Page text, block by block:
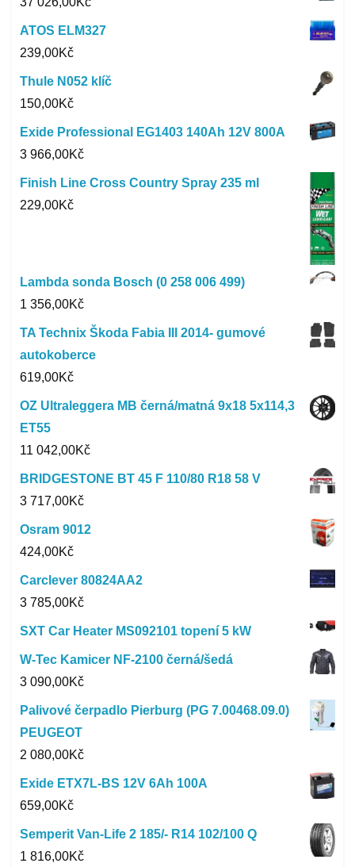
ATOS ELM327
239,00Kč
Thule N052 klíč
150,00Kč
Exide Professional EG1403 140Ah 12V 800A
3 966,00Kč
Finish Line Cross Country Spray 235 ml
229,00Kč
Lambda sonda Bosch (0 258 006 499)
1 356,00Kč
TA Technix Škoda Fabia III 2014- gumové
autokoberce
619,00Kč
OZ Ultraleggera MB černá/matná 9x18 5x114,3
ET55
11 042,00Kč
BRIDGESTONE BT 45 F 110/80 R18 58 V
3 717,00Kč
Osram 9012
424,00Kč
Carclever 80824AA2
3 785,00Kč
SXT Car Heater MS092101 topení 5 kW
W-Tec Kamicer NF-2100 černá/šedá
3 090,00Kč
Palivové čerpadlo Pierburg (PG 7.00468.09.0)
PEUGEOT
2 080,00Kč
Exide ETX7L-BS 12V 6Ah 100A
659,00Kč
Semperit Van-Life 2 185/- R14 102/100 Q
1 816,00Kč